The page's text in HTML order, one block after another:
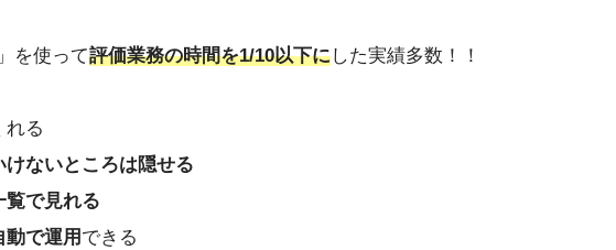
を使って評価業務の時間を1/10以下にした実績多数！！
れる
けないところは隠せる
覧で見れる
動で運用 できる